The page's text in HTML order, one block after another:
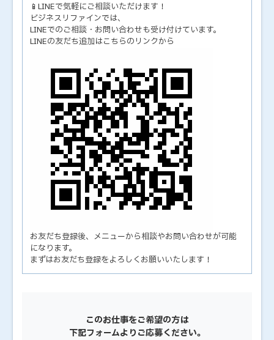
📱LINEで気軽にご相談いただけます！
ビジネスリファインでは、
LINEでのご相談・お問い合わせも受け付けています。
LINEの友だち追加はこちらのリンクから
お友だち登録後、メニューから相談やお問い合わせが可能
になります。
まずはお友だち登録をよろしくお願いいたします！
このお仕事をご希望の方は
下記フォームよりご応募ください。